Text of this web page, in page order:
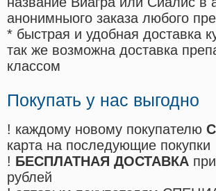
анонимныого заказа любого
* быстрая и удобная доставка
так же возможна доставка
классом
Покупать у нас выгодно
! каждому новому покупателю
карта на последующие покупки
! БЕСПЛАТНАЯ ДОСТАВКА
рублей